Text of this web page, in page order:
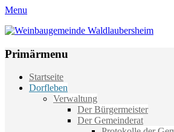
Menu
Weinbaugemeinde Waldlaubersheim
Primärmenu
Weiter
zum
Startseite
Dorfleben
Verwaltung
Der Bürgermeister
Der Gemeinderat